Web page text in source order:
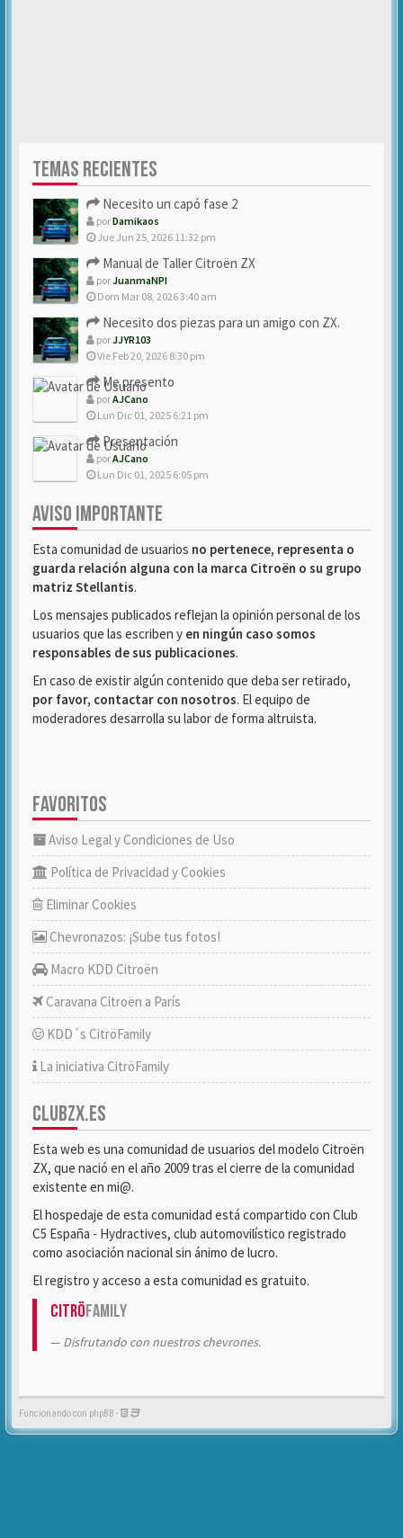
TEMAS RECIENTES
Necesito un capó fase 2
porDamikaos
Jue Jun 25, 2026 11:32 pm
Manual de Taller Citroën ZX
porJuanmaNPI
Dom Mar 08, 2026 3:40 am
Necesito dos piezas para un amigo con ZX.
porJJYR103
Vie Feb 20, 2026 8:30 pm
Me presento
porAJCano
Lun Dic 01, 2025 6:21 pm
Presentación
porAJCano
Lun Dic 01, 2025 6:05 pm
AVISO IMPORTANTE
Esta comunidad de usuarios no pertenece, representa o
guarda relación alguna con la marca Citroën o su grupo
matriz Stellantis.
Los mensajes publicados reflejan la opinión personal de los
usuarios que las escriben y en ningún caso somos
responsables de sus publicaciones.
En caso de existir algún contenido que deba ser retirado,
por favor, contactar con nosotros. El equipo de
moderadores desarrolla su labor de forma altruista.
FAVORITOS
Aviso Legal y Condiciones de Uso
Política de Privacidad y Cookies
Eliminar Cookies
Chevronazos: ¡Sube tus fotos!
Macro KDD Citroën
Caravana Citroën a París
KDD´s CitröFamily
La iniciativa CitröFamily
CLUBZX.ES
Esta web es una comunidad de usuarios del modelo Citroën
ZX, que nació en el año 2009 tras el cierre de la comunidad
existente en mi@.
El hospedaje de esta comunidad está compartido con Club
C5 España - Hydractives, club automovilístico registrado
como asociación nacional sin ánimo de lucro.
El registro y acceso a esta comunidad es gratuito.
CitröFamily
Disfrutando con nuestros chevrones.
Funcionando con phpBB -